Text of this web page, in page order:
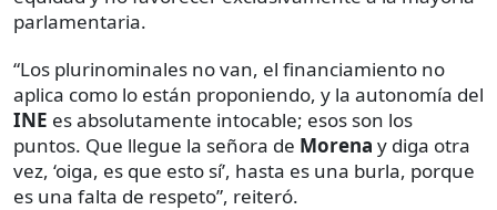
parlamentaria.
“Los plurinominales no van, el financiamiento no
aplica como lo están proponiendo, y la autonomía del
INE es absolutamente intocable; esos son los
puntos. Que llegue la señora de Morena y diga otra
vez, ‘oiga, es que esto sí’, hasta es una burla, porque
es una falta de respeto”, reiteró.